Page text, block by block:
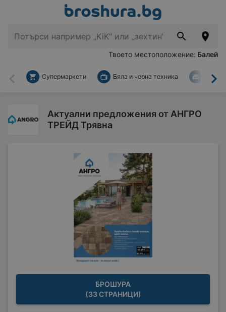
Твоето местоположение: Балей
Назад
Супермаркети Бяла и черна техника За
Актуални предложения от АНГРО
ТРЕЙД Трявна
БРОШУРА
(33 СТРАНИЦИ)